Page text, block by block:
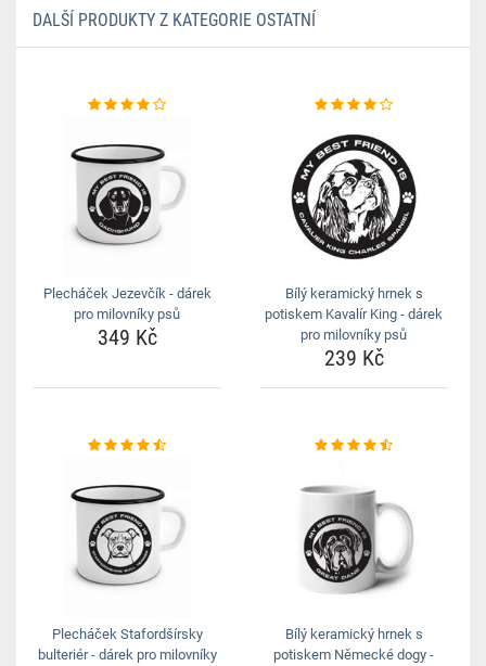
DALŠÍ PRODUKTY Z KATEGORIE OSTATNÍ
Plecháček Jezevčík - dárek
pro milovníky psů
349 Kč
Bílý keramický hrnek s
potiskem Kavalír King - dárek
pro milovníky psů
239 Kč
Plecháček Stafordšírsky
bulteriér - dárek pro milovníky
Bílý keramický hrnek s
potiskem Německé dogy -